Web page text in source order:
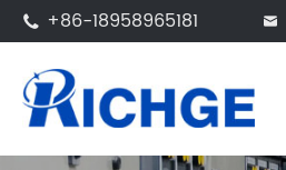
 +86-18958965181 